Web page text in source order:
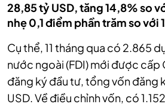
28,85 tỷ USD, tăng 14,8% so
nhẹ 0,1 điểm phần trăm so với
Cụ thể, 11 tháng qua có 2.865
nước ngoài (FDI) mới được cấp
đăng ký đầu tư, tổng vốn đăng
USD. Về điều chỉnh vốn, có